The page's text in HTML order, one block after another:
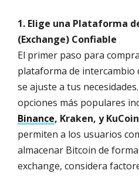
1. Elige una Plataforma
(Exchange) Confiable
El primer paso para
plataforma de intercambio
se ajuste a tus
opciones más populares
Binance, Kraken, y
permiten a los usuarios
almacenar Bitcoin de
exchange, considera